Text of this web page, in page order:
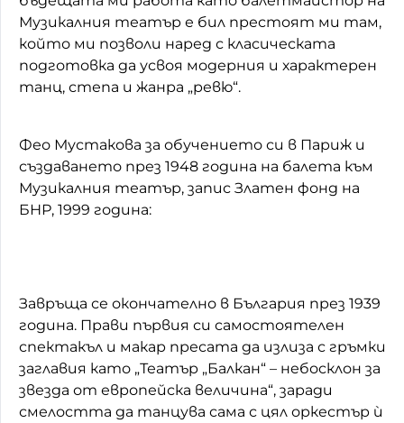
Музикалния театър е бил престоят ми там,
който ми позволи наред с класическата
подготовка да усвоя модерния и характерен
танц, степа и жанра „ревю“.
Фео Мустакова за обучението си в Париж и
създаването през 1948 година на балета към
Музикалния театър, запис Златен фонд на
БНР, 1999 година:
Завръща се окончателно в България през 1939
година. Прави първия си самостоятелен
спектакъл и макар пресата да излиза с гръмки
заглавия като „Театър „Балкан“ – небосклон за
звезда от европейска величина“, заради
смелостта да танцува сама с цял оркестър ѝ